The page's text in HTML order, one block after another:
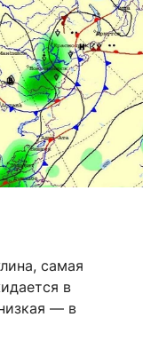
самая
в
— в